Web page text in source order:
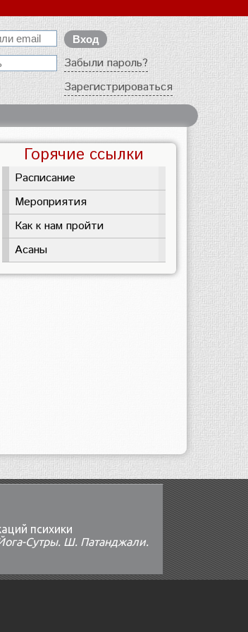
Забыли пароль?
Зарегистрироваться
Горячие ссылки
Расписание
Мероприятия
Как к нам пройти
Асаны
психики
Сутры. Ш. Патанджали.